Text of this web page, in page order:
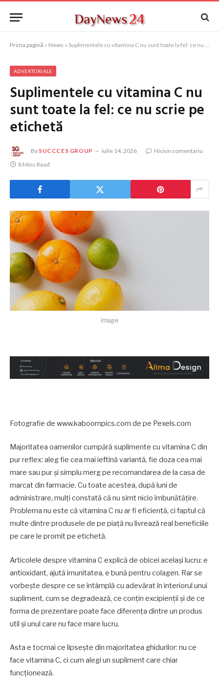
Prima pagină » News » Suplimentele cu vitamina C nu sunt toate la fel: ce nu scrie pe etichetă
ADVERTORIALE
Suplimentele cu vitamina C nu
sunt toate la fel: ce nu scrie pe
etichetă
By SUCCCES GROUP iulie 14, 2026
Niciun comentariu
8 Mins Read
image
Fotografie de www.kaboompics.com de pe Pexels.com
Majoritatea oamenilor cumpără suplimente cu vitamina C din
pur reflex: aleg fie cea mai ieftină variantă, fie doza cea mai
mare sau pur și simplu merg pe recomandarea de la casa de
marcat din farmacie. Cu toate acestea, după luni de
administrare, mulți constată că nu simt nicio îmbunătățire.
Problema nu este că vitamina C nu ar fi eficientă, ci faptul că
multe dintre produsele de pe piață nu livrează real beneficiile
pe care le promit pe etichetă.
Articolele despre vitamina C explică de obicei același lucru: e
antioxidant, ajută imunitatea, e bună pentru colagen. Rar se
vorbește despre ce se întâmplă cu adevărat în interiorul unui
supliment, cum se degradează, ce conțin excipienții și de ce
forma de prezentare poate face diferența dintre un produs
util și unul care nu face mare lucru.
Asta e tocmai ce lipsește din majoritatea ghidurilor: nu ce
face vitamina C, ci cum alegi un supliment care chiar
funcționează.